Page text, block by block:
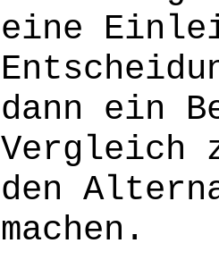
eine
dann ein
Vergleich
den
machen.